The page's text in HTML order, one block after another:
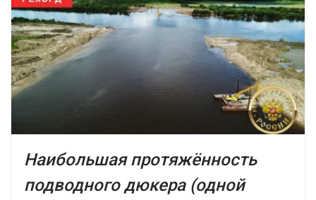
Наибольшая протяжённость
подводного дюкера (одной